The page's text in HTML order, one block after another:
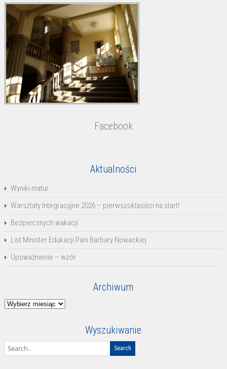
Facebook
Aktualności
Wyniki matur
Warsztaty Integracyjne 2026 – pierwszoklasiści na start!
Bezpiecznych wakacji
List Minister Edukacji Pani Barbary Nowackiej
Upoważnienie – wzór
Archiwum
Archiwum
Wyszukiwanie